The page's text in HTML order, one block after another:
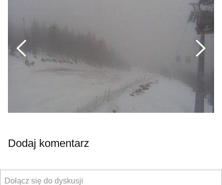
Previous
Dodaj komentarz